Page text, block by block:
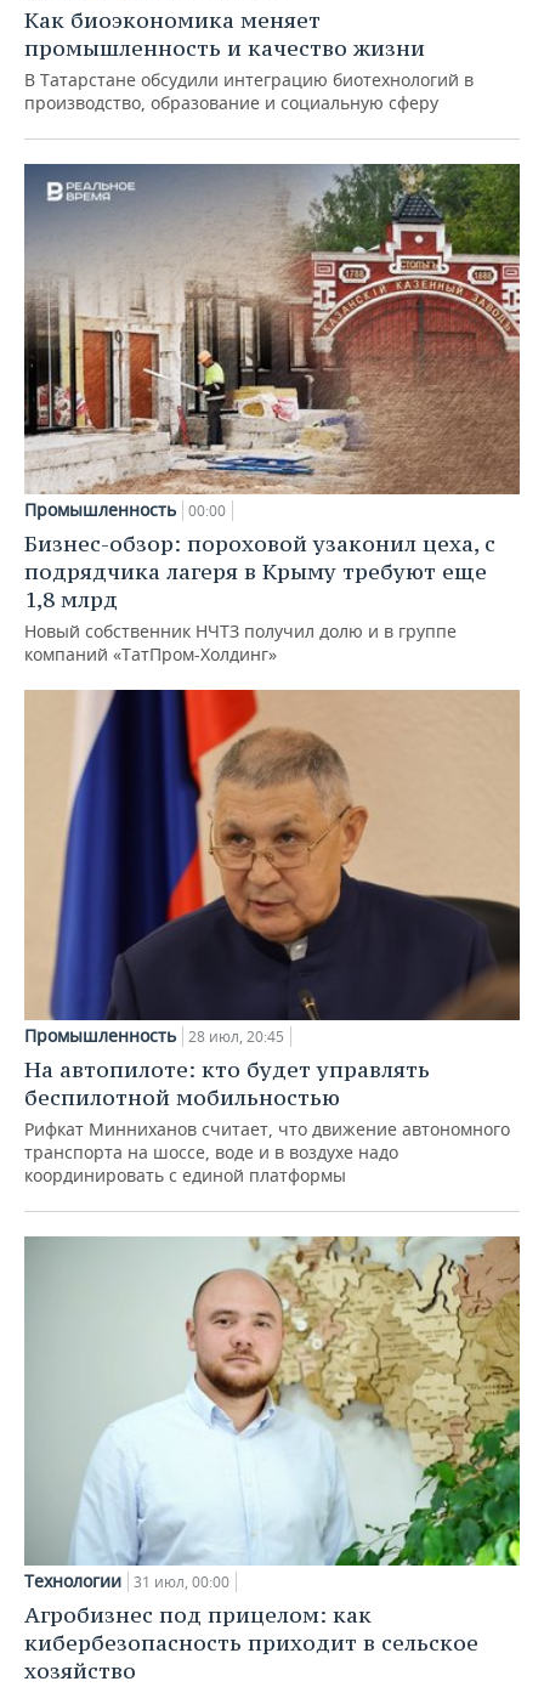
Как биоэкономика меняет
промышленность и качество жизни
В Татарстане обсудили интеграцию биотехнологий в
производство, образование и социальную сферу
Промышленность 00:00
Бизнес-обзор: пороховой узаконил цеха, с
подрядчика лагеря в Крыму требуют еще
1,8 млрд
Новый собственник НЧТЗ получил долю и в группе
компаний «ТатПром-Холдинг»
Промышленность 28 июл, 20:45
На автопилоте: кто будет управлять
беспилотной мобильностью
Рифкат Минниханов считает, что движение автономного
транспорта на шоссе, воде и в воздухе надо
координировать с единой платформы
Технологии 31 июл, 00:00
Агробизнес под прицелом: как
кибербезопасность приходит в сельское
хозяйство